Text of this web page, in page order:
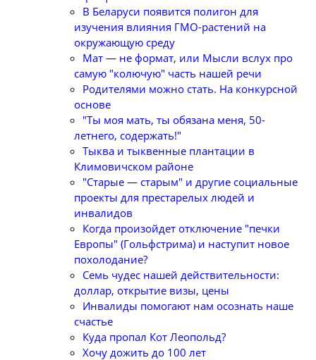
В Беларуси появится полигон для
изучения влияния ГМО-растений на
окружающую среду
Мат — не формат, или Мысли вслух про
самую "колючую" часть нашей речи
Родителями можно стать. На конкурсной
основе
"Ты моя мать, ты обязана меня, 50-
летнего, содержать!"
Тыква и тыквенные плантации в
Климовичском районе
"Старые — старым" и другие социальные
проекты для престарелых людей и
инвалидов
Когда произойдет отключение "печки
Европы" (Гольфстрима) и наступит новое
похолодание?
Семь чудес нашей действительности:
доллар, открытие визы, цены
Инвалиды помогают нам осознать наше
счастье
Куда пропал Кот Леопольд?
Хочу дожить до 100 лет